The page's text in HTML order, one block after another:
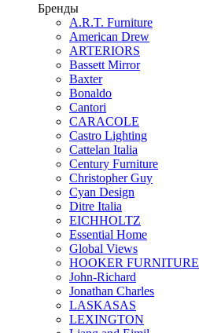
Бренды
A.R.T. Furniture
American Drew
ARTERIORS
Bassett Mirror
Baxter
Bonaldo
Cantori
CARACOLE
Castro Lighting
Cattelan Italia
Century Furniture
Christopher Guy
Cyan Design
Ditre Italia
EICHHOLTZ
Essential Home
Global Views
HOOKER FURNITURE
John-Richard
Jonathan Charles
LASKASAS
LEXINGTON